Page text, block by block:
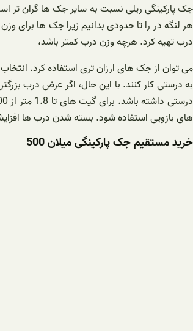
جک پارکینگی ریلی نسبت به سایر جک ها گران تر
هر لنگه در را تا حدودی بدانیم زیرا جک ها
درب تهیه کرد. هرچه وزن درب کمتر باشد،
به درستی کار کنند. با این حال، اگر عرض درب
های بازویی استفاده شود. بسته شدن درب ها
خرید مستقیم جک پارکینگی میلان 500